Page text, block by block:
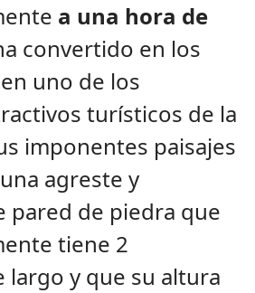
a una hora de
convertido en los
uno de los
turísticos de la
imponentes paisajes
agreste y
pared de piedra que
tiene 2
largo y que su altura